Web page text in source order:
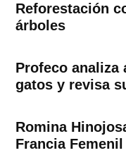
Reforestación
árboles
Profeco analiza
gatos y revisa
Romina
Francia